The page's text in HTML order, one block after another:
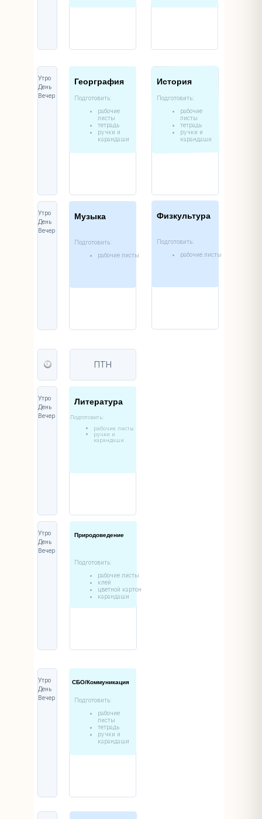
Подготовить:
рабочие
листы
тетрадь
ручки и
карандаши
Георграфия
Подготовить:
рабочие
листы
тетрадь
ручки и
карандаши
СБО/Коммуникация
Подготовить:
рабочие листы
ручки и
карандаши
Литература
Подготовить:
рабочие листы
клей
цветной картон
карандаши
Природоведение
Подготовить:
рабочие
листы
тетрадь
ручки и
карандаши
История
Подготовить:
рабочие листы
Физкультура
Подготовить:
рабочие листы
Музыка
ПТН
Утро
День
Вечер
Утро
День
Вечер
Утро
День
Вечер
Утро
День
Вечер
Утро
День
Вечер